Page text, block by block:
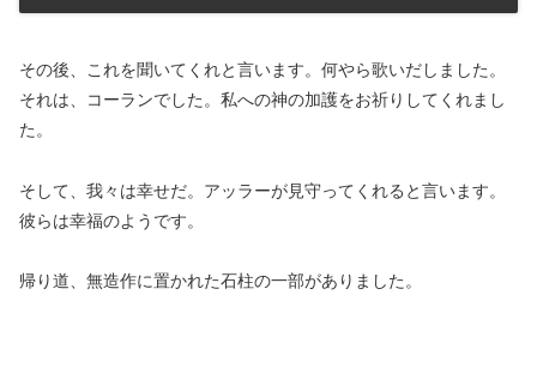
その後、これを聞いてくれと言います。何やら歌いだしました。
それは、コーランでした。私への神の加護をお祈りしてくれまし
た。
そして、我々は幸せだ。アッラーが見守ってくれると言います。
彼らは幸福のようです。
帰り道、無造作に置かれた石柱の一部がありました。